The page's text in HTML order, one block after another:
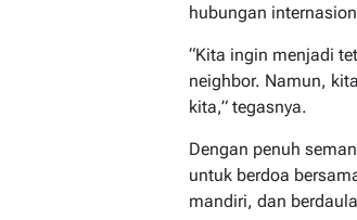
hubungan
“Kita ingin menjadi
neighbor. Namun,
kita,” tegasnya.
Dengan penuh
untuk berdoa
mandiri, dan